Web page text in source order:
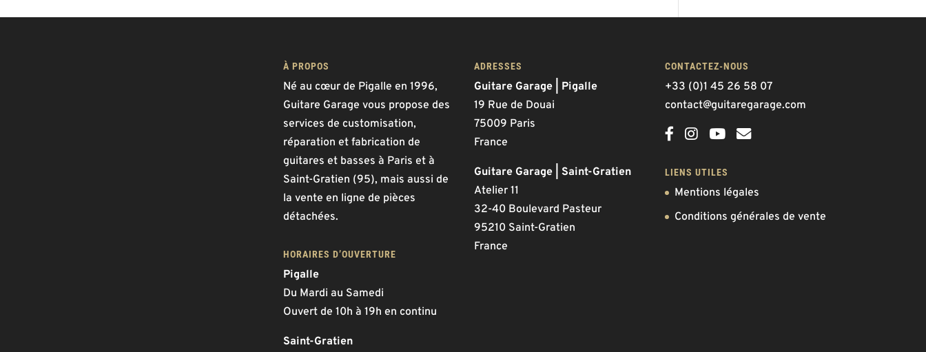
À PROPOS
Né au cœur de Pigalle en 1996,
Guitare Garage vous propose des
services de customisation,
réparation et fabrication de
guitares et basses à Paris et à
Saint-Gratien (95), mais aussi de
la vente en ligne de pièces
détachées.
HORAIRES D’OUVERTURE
Pigalle
Du Mardi au Samedi
Ouvert de 10h à 19h en continu
Saint-Gratien
ADRESSES
Guitare Garage | Pigalle
19 Rue de Douai
75009 Paris
France
Guitare Garage | Saint-Gratien
Atelier 11
32-40 Boulevard Pasteur
95210 Saint-Gratien
France
CONTACTEZ-NOUS
+33 (0)1 45 26 58 07
contact@guitaregarage.com
LIENS UTILES
Mentions légales
Conditions générales de vente